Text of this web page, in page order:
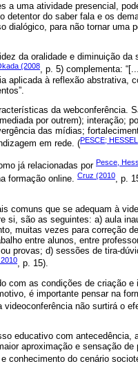
uma atividade presencial,
do saber fala e os
dialógico, para não tornar uma
da oralidade e diminuição
(2008, p. 5) complementa:
aplicada à reflexão abstrativa,
da webconferência.
por outrem); interação;
das mídias;
em rede. (PESCE;
já relacionadas por Pesce,
formação online.
Cruz (2010
, p.
comuns que se adequam à
si, são as seguintes: a) aula
muitas vezes para correção
entre alunos, entre
provas; d) sessões de tira-
, p. 15).
com as condições de criação
é importante pensar na
videoconferência não surtirá o
educativo com antecedência,
aproximação e sensação
conhecimento do cenário